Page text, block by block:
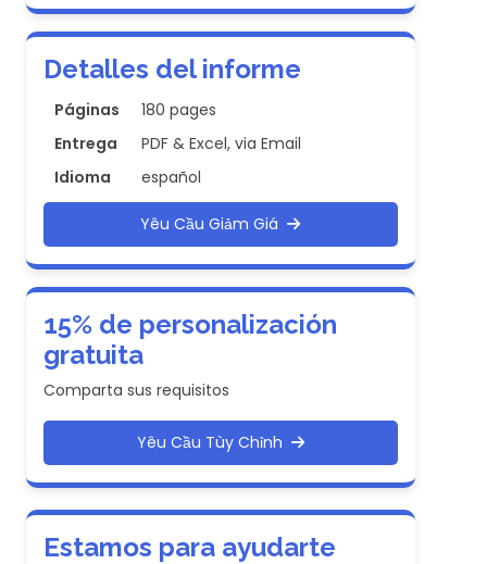
Detalles del informe
Páginas
180 pages
Entrega
PDF & Excel, via Email
Idioma
español
Yêu Cầu Giảm Giá
15% de personalización
gratuita
Comparta sus requisitos
Yêu Cầu Tùy Chỉnh
Estamos para ayudarte